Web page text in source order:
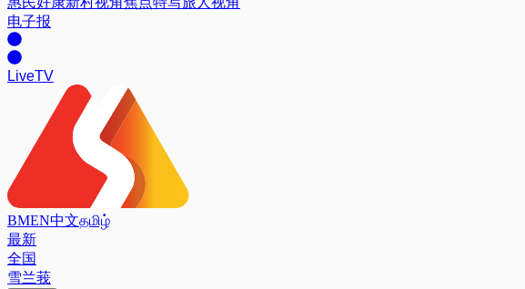
电子报
LiveTV
BMEN中文தமிழ்
最新
全国
雪兰莪